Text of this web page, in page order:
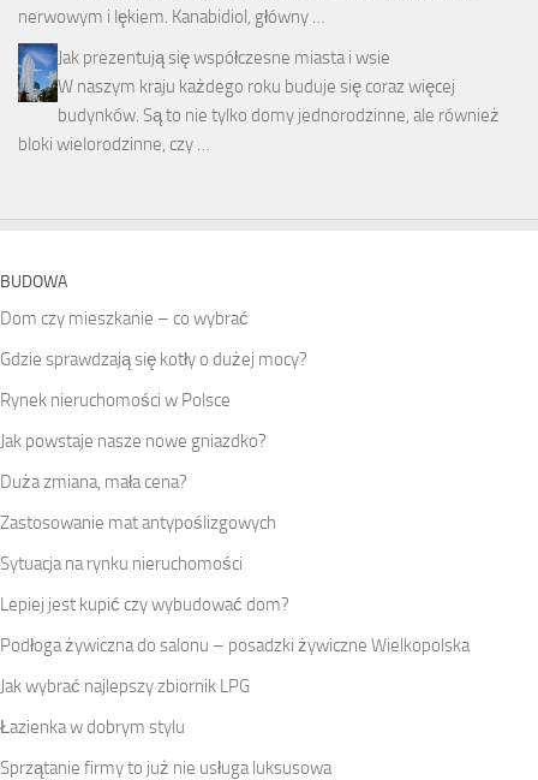
nerwowym i lękiem. Kanabidiol, główny …
Jak prezentują się współczesne miasta i wsie
W naszym kraju każdego roku buduje się coraz więcej
budynków. Są to nie tylko domy jednorodzinne, ale również
bloki wielorodzinne, czy …
BUDOWA
Dom czy mieszkanie – co wybrać
Gdzie sprawdzają się kotły o dużej mocy?
Rynek nieruchomości w Polsce
Jak powstaje nasze nowe gniazdko?
Duża zmiana, mała cena?
Zastosowanie mat antypoślizgowych
Sytuacja na rynku nieruchomości
Lepiej jest kupić czy wybudować dom?
Podłoga żywiczna do salonu – posadzki żywiczne Wielkopolska
Jak wybrać najlepszy zbiornik LPG
Łazienka w dobrym stylu
Sprzątanie firmy to już nie usługa luksusowa